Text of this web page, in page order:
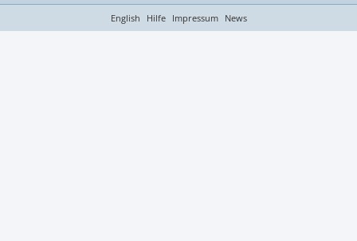
English Hilfe Impressum News